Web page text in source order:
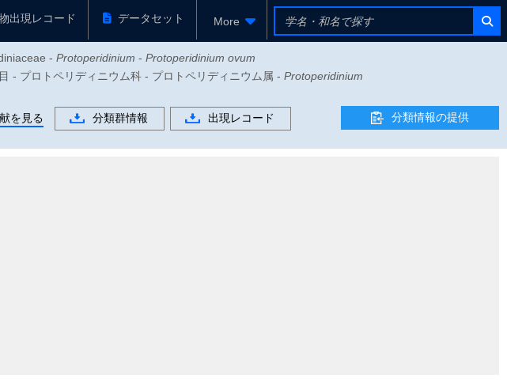
出現レコード データセット More
- Protoperidinium - Protoperidinium ovum
- プロトペリディニウム科 - プロトペリディニウム属 - Protoperidinium
を見る 分類群情報 出現レコード 分類情報の提供